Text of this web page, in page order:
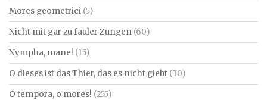
Mores geometrici (5)
Nicht mit gar zu fauler Zungen (60)
Nympha, mane! (15)
O dieses ist das Thier, das es nicht giebt (30)
O tempora, o mores! (255)